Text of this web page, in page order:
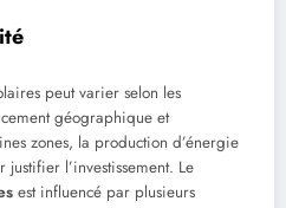
peut varier selon les
géographique et
zones, la production d’énergie
l’investissement. Le
est influencé par plusieurs